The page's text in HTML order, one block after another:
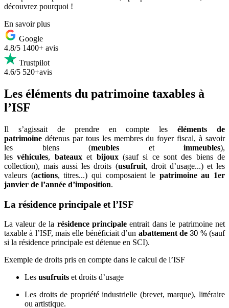
découvrez pourquoi !
En savoir plus
Google
4.8/5 1400+ avis
Trustpilot
4.6/5 520+avis
Les éléments du patrimoine taxables à
l’ISF
Il s’agissait de prendre en compte leséléments de
patrimoine détenus par tous les membres du foyer fiscal, à savoir
les biens (meubles et immeubles),
lesvéhicules, bateauxet bijoux (sauf si ce sont des biens de
collection), mais aussi les droits (usufruit, droit d’usage...) et les
valeurs (actions, titres...) qui composaient le patrimoine au 1er
janvier de l’année d’imposition.
La résidence principale et l’ISF
La valeur de la résidence principale entrait dans le patrimoine net
taxable à l’ISF, mais elle bénéficiait d’un abattement de30 % (sauf
si la résidence principale est détenue en SCI).
Exemple de droits pris en compte dans le calcul de l’ISF
Les usufruits et droits d’usage
Les droits de propriété industrielle (brevet, marque), littéraire
ou artistique.